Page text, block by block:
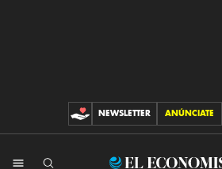
CONTRIBUCIONES
NEWSLETTER ANÚNCIATE